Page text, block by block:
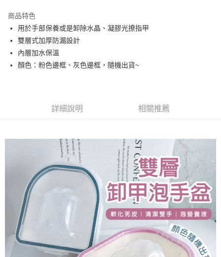
合作金庫商業銀行
華南商業銀行
彰化商業銀行
上海商業儲蓄銀行
國泰世華商業銀行
臺灣中小企業銀行
台中商業銀行
玉山商業銀行
星展（台灣）商業銀行
台新國際商業銀行
中國信託商業銀行
超商取貨付款
LINE Pay
Apple Pay
AFTEE先享後付
【關於「AFTEE先享後付」】
AFTEE先享後付是「在收到商品之後才付款」的支付方式。 讓您購物簡單
１．簡單：不需註冊會員、不需綁卡、不需儲值。
２．便利：只要手機號碼，簡訊認證，即可結帳。
３．安心：先確認商品／服務後，再付款。
【「AFTEE先享後付」結帳流程】
１．於結帳方式選擇「AFTEE先享後付」後，將跳轉至「AFTEE先享後付」
結帳頁面，進行簡訊認證並確認金額後，即可完成結帳。
２．訂單成立數日內，您將收到繳費通知簡訊。
３．收到繳費通知簡訊後14天內，點擊此簡訊中的連結，可透過四大超商／
ATM／網路銀行／等多元方式進行付款，方視為交易完成。
※ 請注意：結帳手續完成當下不需立刻繳費，但若您需要取消訂單，請聯絡
運送方式
全家取貨付款
每筆NT$70，滿NT$2,500(含以上)免運費
付款後全家取貨
每筆NT$70，滿NT$2,500(含以上)免運費
7-11取貨付款
商品特色
用於手部保養或是卸除水晶、凝膠光撩指甲
雙層式加厚防漏設計
內層加水保溫
顏色：粉色邊框、灰色邊框，隨機出貨~
詳細說明 相關推薦